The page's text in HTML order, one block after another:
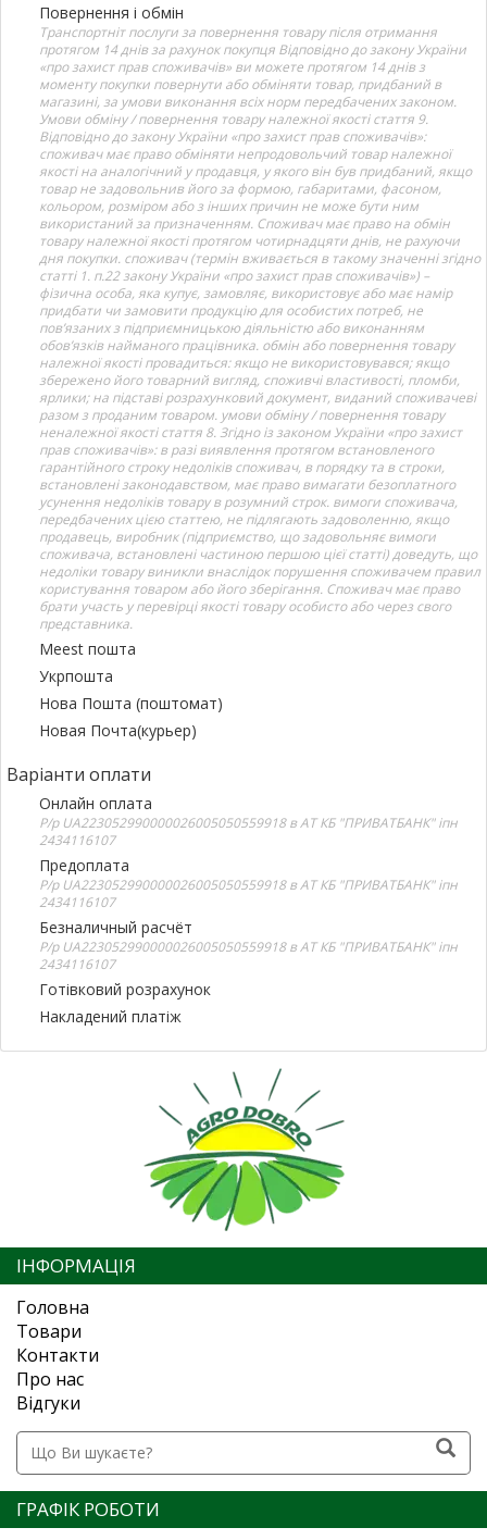
Повернення і обмін
Транспортніт послуги за повернення товару після отримання
протягом 14 днів за рахунок покупця Відповідно до закону України
«про захист прав споживачів» ви можете протягом 14 днів з
моменту покупки повернути або обміняти товар, придбаний в
магазині, за умови виконання всіх норм передбачених законом.
Умови обміну / повернення товару належної якості стаття 9.
Відповідно до закону України «про захист прав споживачів»:
споживач має право обміняти непродовольчий товар належної
якості на аналогічний у продавця, у якого він був придбаний, якщо
товар не задовольнив його за формою, габаритами, фасоном,
кольором, розміром або з інших причин не може бути ним
використаний за призначенням. Споживач має право на обмін
товару належної якості протягом чотирнадцяти днів, не рахуючи
дня покупки. споживач (термін вживається в такому значенні згідно
статті 1. п.22 закону України «про захист прав споживачів») –
фізична особа, яка купує, замовляє, використовує або має намір
придбати чи замовити продукцію для особистих потреб, не
пов’язаних з підприємницькою діяльністю або виконанням
обов’язків найманого працівника. обмін або повернення товару
належної якості провадиться: якщо не використовувався; якщо
збережено його товарний вигляд, споживчі властивості, пломби,
ярлики; на підставі розрахунковий документ, виданий споживачеві
разом з проданим товаром. умови обміну / повернення товару
неналежної якості стаття 8. Згідно із законом України «про захист
прав споживачів»: в разі виявлення протягом встановленого
гарантійного строку недоліків споживач, в порядку та в строки,
встановлені законодавством, має право вимагати безоплатного
усунення недоліків товару в розумний строк. вимоги споживача,
передбачених цією статтею, не підлягають задоволенню, якщо
продавець, виробник (підприємство, що задовольняє вимоги
споживача, встановлені частиною першою цієї статті) доведуть, що
недоліки товару виникли внаслідок порушення споживачем правил
користування товаром або його зберігання. Споживач має право
брати участь у перевірці якості товару особисто або через свого
представника.
Meest пошта
Укрпошта
Нова Пошта (поштомат)
Новая Почта(курьер)
Варіанти оплати
Онлайн оплата
Р/р UA223052990000026005050559918 в АТ КБ "ПРИВАТБАНК" іпн
2434116107
Предоплата
Р/р UA223052990000026005050559918 в АТ КБ "ПРИВАТБАНК" іпн
2434116107
Безналичный расчёт
Р/р UA223052990000026005050559918 в АТ КБ "ПРИВАТБАНК" іпн
2434116107
Готівковий розрахунок
Накладений платіж
ІНФОРМАЦІЯ
Головна
Товари
Контакти
Про нас
Відгуки
ГРАФІК РОБОТИ